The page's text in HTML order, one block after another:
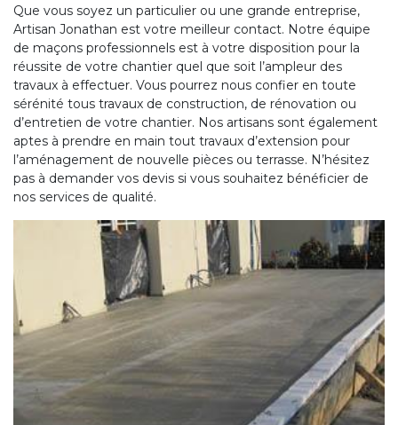
Que vous soyez un particulier ou une grande entreprise,
Artisan Jonathan est votre meilleur contact. Notre équipe
de maçons professionnels est à votre disposition pour la
réussite de votre chantier quel que soit l’ampleur des
travaux à effectuer. Vous pourrez nous confier en toute
sérénité tous travaux de construction, de rénovation ou
d’entretien de votre chantier. Nos artisans sont également
aptes à prendre en main tout travaux d’extension pour
l’aménagement de nouvelle pièces ou terrasse. N’hésitez
pas à demander vos devis si vous souhaitez bénéficier de
nos services de qualité.